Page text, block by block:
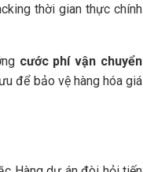
thời gian thực chính
cước phí vận chuyển
để bảo vệ hàng hóa giá